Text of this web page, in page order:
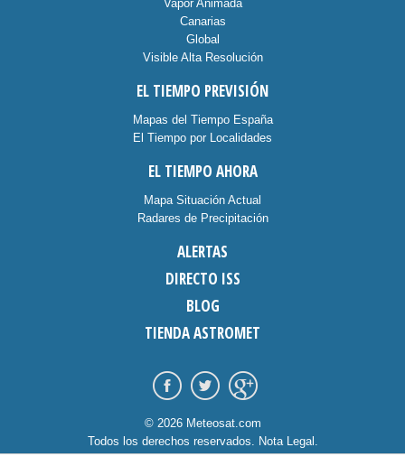
Vapor Animada
Canarias
Global
Visible Alta Resolución
EL TIEMPO PREVISIÓN
Mapas del Tiempo España
El Tiempo por Localidades
EL TIEMPO AHORA
Mapa Situación Actual
Radares de Precipitación
ALERTAS
DIRECTO ISS
BLOG
TIENDA ASTROMET
© 2026 Meteosat.com
Todos los derechos reservados. Nota Legal .